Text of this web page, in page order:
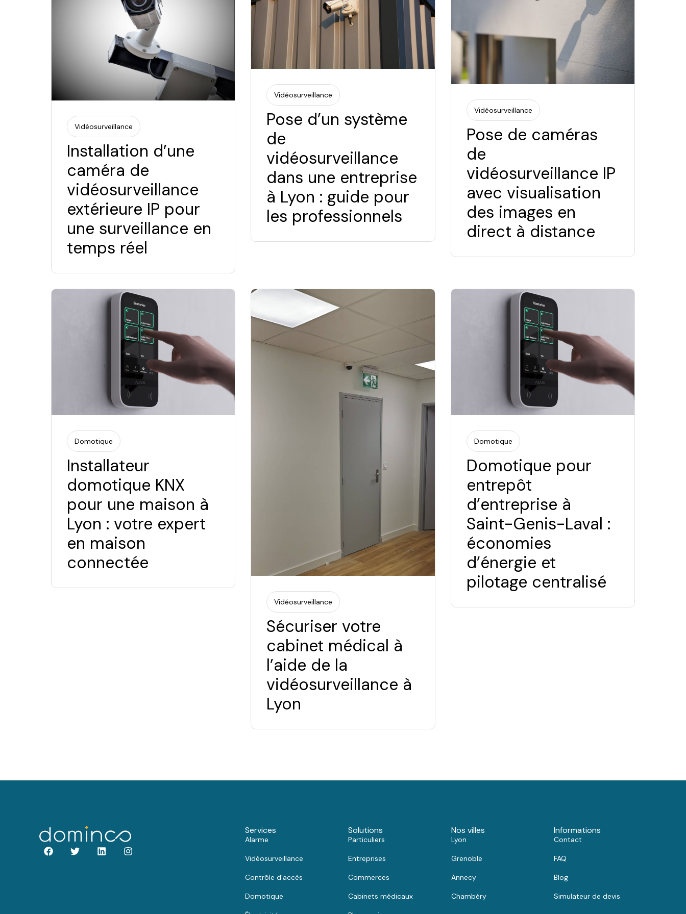
Vidéosurveillance
Installation d’une
caméra de
vidéosurveillance
extérieure IP pour
une surveillance en
temps réel
Vidéosurveillance
Pose d’un système
de
vidéosurveillance
dans une entreprise
à Lyon : guide pour
les professionnels
Vidéosurveillance
Pose de caméras
de
vidéosurveillance IP
avec visualisation
des images en
direct à distance
Domotique
Installateur
domotique KNX
pour une maison à
Lyon : votre expert
en maison
connectée
Vidéosurveillance
Sécuriser votre
cabinet médical à
l’aide de la
vidéosurveillance à
Lyon
Domotique
Domotique pour
entrepôt
d’entreprise à
Saint-Genis-Laval :
économies
d’énergie et
pilotage centralisé
Services
Alarme
Vidéosurveillance
Contrôle d'accès
Domotique
Solutions
Particuliers
Entreprises
Commerces
Cabinets médicaux
Nos villes
Lyon
Grenoble
Annecy
Chambéry
Informations
Contact
FAQ
Blog
Simulateur de devis